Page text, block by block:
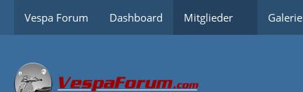
Vespa Forum Dashboard Mitglieder Galerie